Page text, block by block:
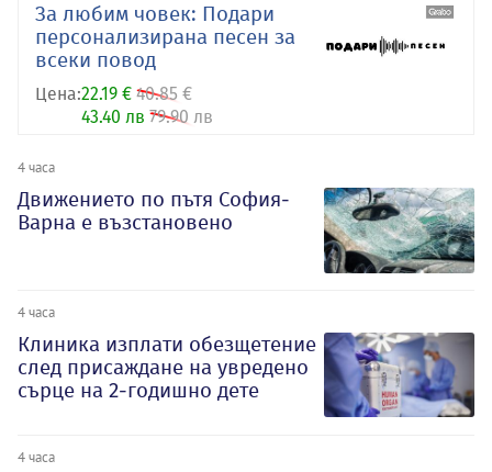
За любим човек: Подари
персонализирана песен за
всеки повод
Цена:22.19 € 40.85 €
43.40 лв 79.90 лв
4 часа
Движението по пътя София-
Варна е възстановено
4 часа
Клиника изплати обезщетение
след присаждане на увредено
сърце на 2-годишно дете
4 часа